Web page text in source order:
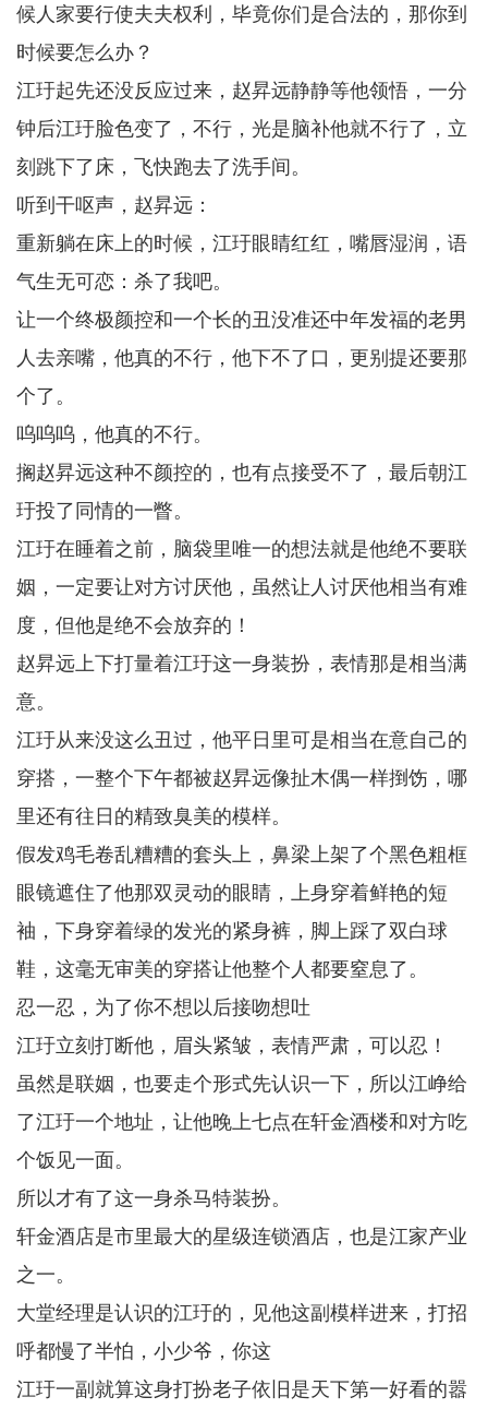
候人家要行使夫夫权利，毕竟你们是合法的，那你到
时候要怎么办？
江玗起先还没反应过来，赵昇远静静等他领悟，一分
钟后江玗脸色变了，不行，光是脑补他就不行了，立
刻跳下了床，飞快跑去了洗手间。
听到干呕声，赵昇远：
重新躺在床上的时候，江玗眼睛红红，嘴唇湿润，语
气生无可恋：杀了我吧。
让一个终极颜控和一个长的丑没准还中年发福的老男
人去亲嘴，他真的不行，他下不了口，更别提还要那
个了。
呜呜呜，他真的不行。
搁赵昇远这种不颜控的，也有点接受不了，最后朝江
玗投了同情的一瞥。
江玗在睡着之前，脑袋里唯一的想法就是他绝不要联
姻，一定要让对方讨厌他，虽然让人讨厌他相当有难
度，但他是绝不会放弃的！
赵昇远上下打量着江玗这一身装扮，表情那是相当满
意。
江玗从来没这么丑过，他平日里可是相当在意自己的
穿搭，一整个下午都被赵昇远像扯木偶一样捯饬，哪
里还有往日的精致臭美的模样。
假发鸡毛卷乱糟糟的套头上，鼻梁上架了个黑色粗框
眼镜遮住了他那双灵动的眼睛，上身穿着鲜艳的短
袖，下身穿着绿的发光的紧身裤，脚上踩了双白球
鞋，这毫无审美的穿搭让他整个人都要窒息了。
忍一忍，为了你不想以后接吻想吐
江玗立刻打断他，眉头紧皱，表情严肃，可以忍！
虽然是联姻，也要走个形式先认识一下，所以江峥给
了江玗一个地址，让他晚上七点在轩金酒楼和对方吃
个饭见一面。
所以才有了这一身杀马特装扮。
轩金酒店是市里最大的星级连锁酒店，也是江家产业
之一。
大堂经理是认识的江玗的，见他这副模样进来，打招
呼都慢了半怕，小少爷，你这
江玗一副就算这身打扮老子依旧是天下第一好看的嚣